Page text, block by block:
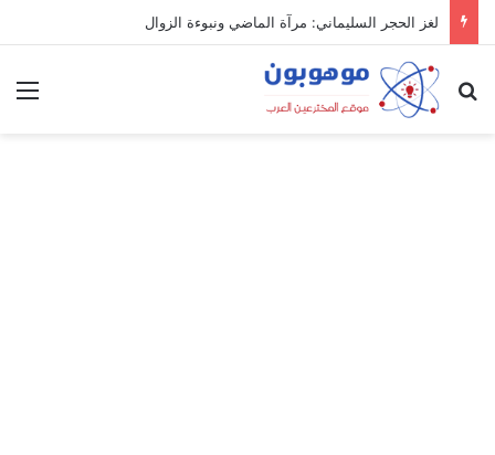
لغز الحجر السليماني: مرآة الماضي ونبوءة الزوال
بحث عن